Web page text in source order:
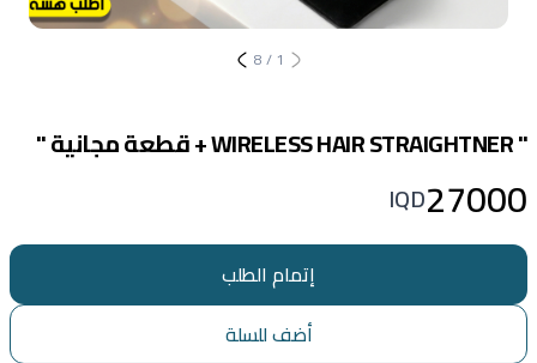
1
/
8
" WIRELESS HAIR STRAIGHTNER + قطعة مجانية "
27000
IQD
إتمام الطلب
أضف للسلة